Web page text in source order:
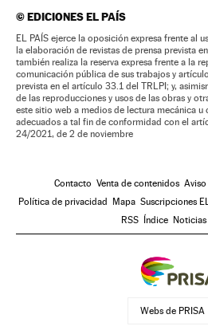
©EDICIONES EL PAÍS
EL PAÍS ejerce la oposición expresa frente al
la elaboración de revistas de prensa prevista
también realiza la reserva expresa frente a la
comunicación pública de sus trabajos y
prevista en el artículo 33.1 del TRLPI; y,
de las reproducciones y usos de las obras y
este sitio web a medios de lectura mecánica u
adecuados a tal fin de conformidad con el
24/2021, de 2 de noviembre
Contacto Venta de contenidos
Política de privacidad Mapa Suscripciones
RSS Índice
Webs de PRISA